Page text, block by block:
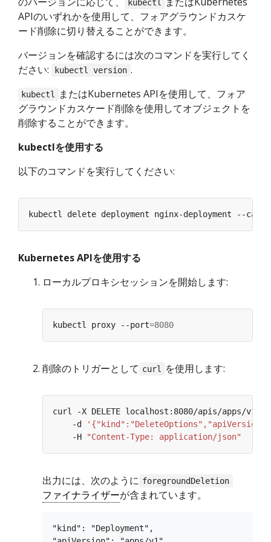
kubectl
APIのいずれかを使用して、フォアグラウンドカスケ
ード削除に切り替えることができます。
バージョンを確認するには次のコマンドを実行してく
ださい:
kubectl version .
kubectl
またはKubernetes APIを使用して、フォア
グラウンドカスケード削除を使用してオブジェクトを
削除することができます。
kubectlを使用する
以下のコマンドを実行してください:
kubectl delete deployment nginx-deployment --
Kubernetes APIを使用する
ローカルプロキシセッションを開始します:
kubectl proxy --port=8080
削除のトリガーとして curl を使用します:
curl -X DELETE localhost:8080/apis/apps/v1/
    -d
    -H
"Content-Type: application/json"
出力には、次のように foregroundDeletion
ファイナライザーが含まれています。
"kind": "Deployment",